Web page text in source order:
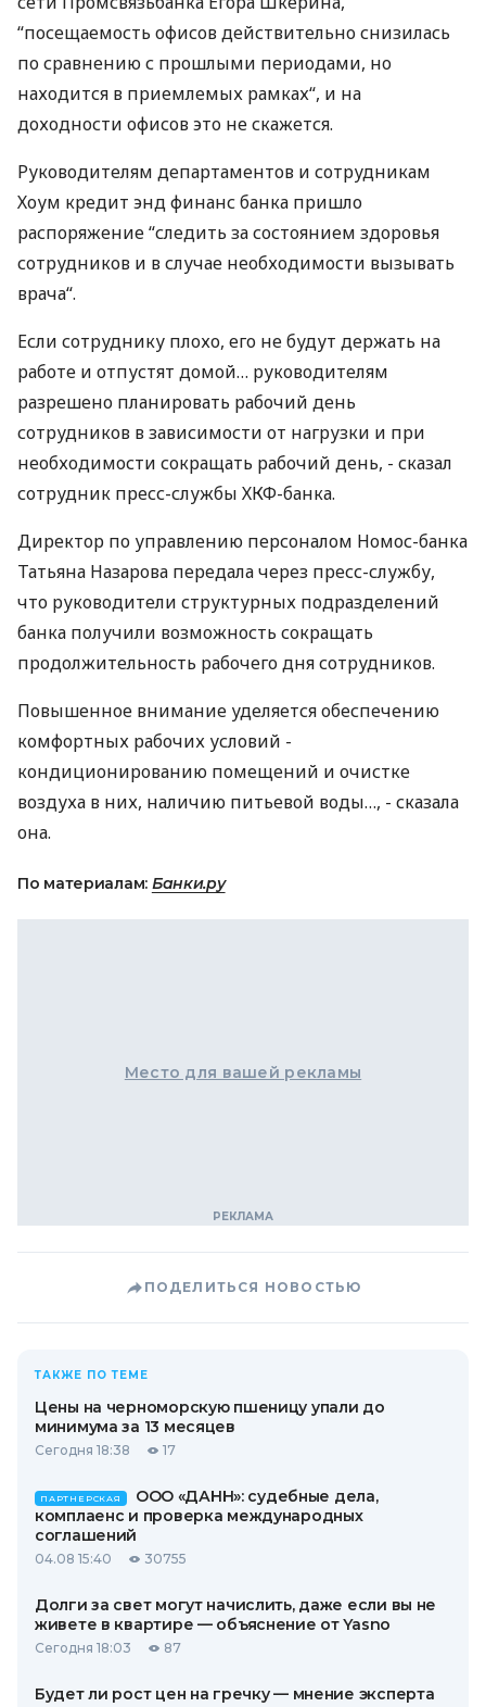
“посещаемость офисов действительно снизилась
по сравнению с прошлыми периодами, но
находится в приемлемых рамках“, и на
доходности офисов это не скажется.
Руководителям департаментов и сотрудникам
Хоум кредит энд финанс банка пришло
распоряжение “следить за состоянием здоровья
сотрудников и в случае необходимости вызывать
врача“.
Если сотруднику плохо, его не будут держать на
работе и отпустят домой… руководителям
разрешено планировать рабочий день
сотрудников в зависимости от нагрузки и при
необходимости сокращать рабочий день, - сказал
сотрудник пресс-службы ХКФ-банка.
Директор по управлению персоналом Номос-банка
Татьяна Назарова передала через пресс-службу,
что руководители структурных подразделений
банка получили возможность сокращать
продолжительность рабочего дня сотрудников.
Повышенное внимание уделяется обеспечению
комфортных рабочих условий -
кондиционированию помещений и очистке
воздуха в них, наличию питьевой воды…, - сказала
она.
По материалам: Банки.ру
Место для вашей рекламы
ПОДЕЛИТЬСЯ НОВОСТЬЮ
ТАКЖЕ ПО ТЕМЕ
Цены на черноморскую пшеницу упали до
минимума за 13 месяцев
Сегодня 18:38 17
ПАРТНЕРСКАЯ
ООО «ДАНН»: судебные дела,
комплаенс и проверка международных
соглашений
04.08 15:40 30755
Долги за свет могут начислить, даже если вы не
живете в квартире — объяснение от Yasno
Сегодня 18:03 87
Будет ли рост цен на гречку — мнение эксперта